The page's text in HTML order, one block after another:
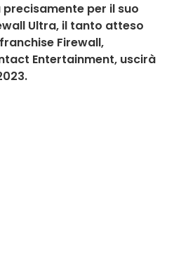
precisamente per il suo
Ultra, il tanto atteso
Firewall,
Entertainment, uscirà